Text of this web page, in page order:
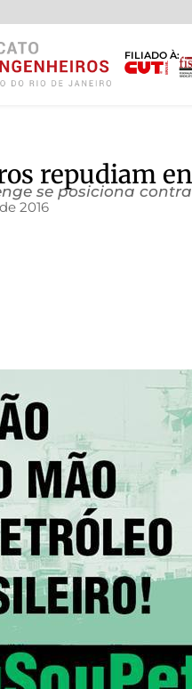
FILIADO À:
repudiam
se posiciona
2016